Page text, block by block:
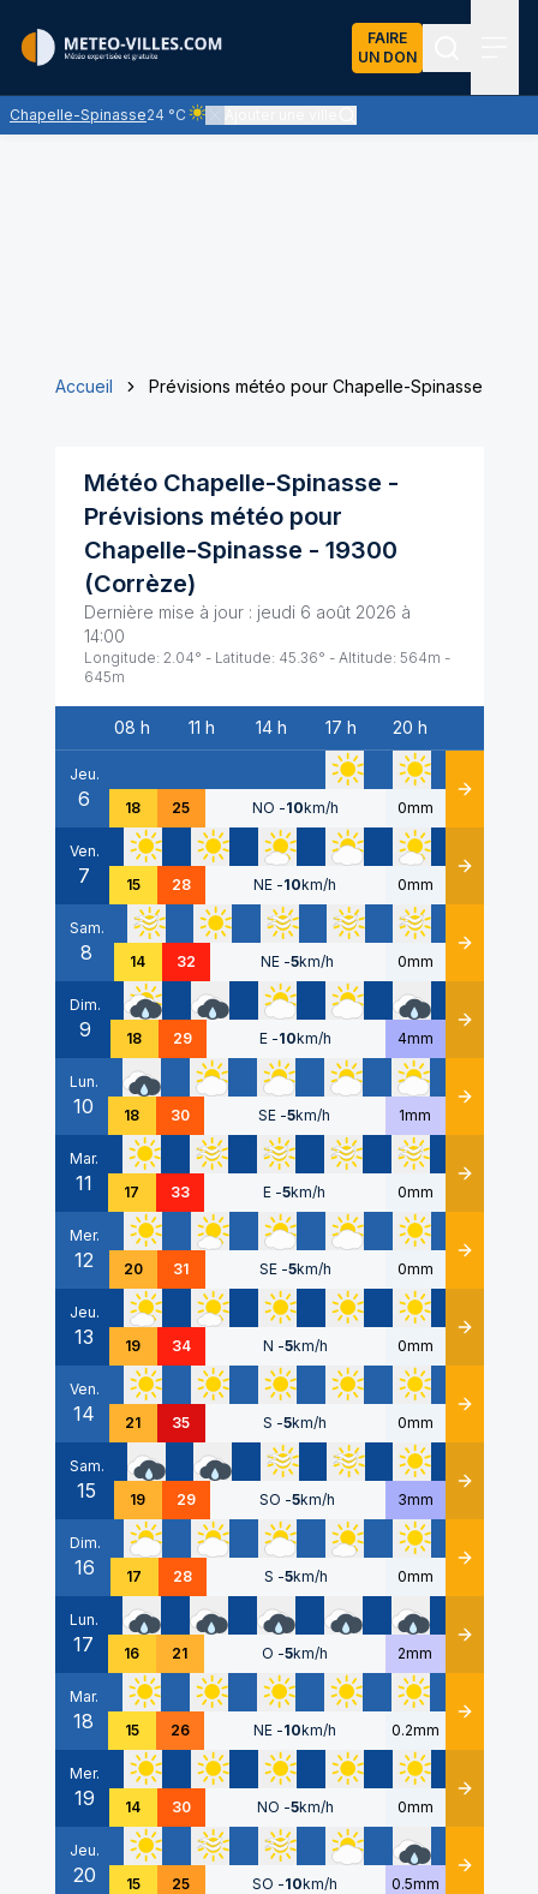
FAIRE
UN DON
Chapelle-Spinasse24 °C
Ciel clair - quasiment pas de nuages et un soleil
Accueil Prévisions météo pour Chapelle-Spinasse
Météo Chapelle-Spinasse -
Prévisions météo pour
Chapelle-Spinasse - 19300
(Corrèze)
Dernière mise à jour : jeudi 6 août 2026 à
14:00
Longitude: 2.04° - Latitude: 45.36° - Altitude: 564m -
645m
Date
08 h 11 h 14 h 17 h 20 h
Jeu.
6 18 25 NO -10km/h 0mm Détails
Ven.
7 15 28 NE -10km/h 0mm Détails
Sam.
8 14 32 NE -5km/h 0mm Détails
Dim.
9 18 29 E -10km/h 4mm Détails
Lun.
10 18 30 SE -5km/h 1mm Détails
Mar.
11 17 33 E -5km/h 0mm Détails
Mer.
12 20 31 SE -5km/h 0mm Détails
Jeu.
13 19 34 N -5km/h 0mm Détails
Ven.
14 21 35 S -5km/h 0mm Détails
Sam.
15 19 29 SO -5km/h 3mm Détails
Dim.
16 17 28 S -5km/h 0mm Détails
Lun.
17 16 21 O -5km/h 2mm Détails
Mar.
18 15 26 NE -10km/h 0.2mm Détails
Mer.
19 14 30 NO -5km/h 0mm Détails
Jeu.
20 15 25 SO -10km/h 0.5mm Détails